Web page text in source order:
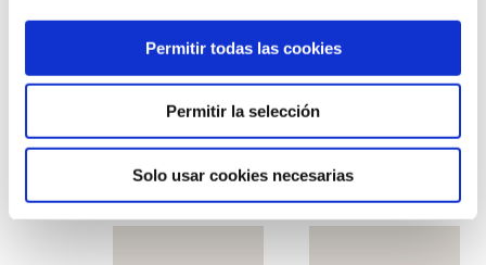
Permitir todas las cookies
Permitir la selección
Solo usar cookies necesarias
Cojín ocre cuadrado
Cojín primavera
amarillo-verde